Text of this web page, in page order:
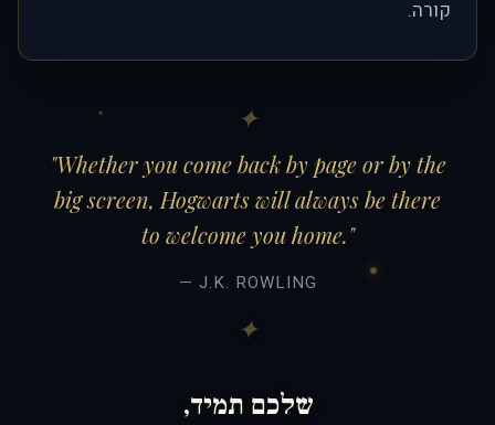
קורה.
"Whether you come back by page or by the
big screen, Hogwarts will always be there
to welcome you home."
— J.K. ROWLING
שלכם תמיד,